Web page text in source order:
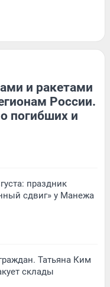
и ракетами
России.
погибших и
праздник
сдвиг» у Манежа
Татьяна Ким
склады